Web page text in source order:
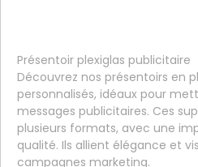
Présentoir plexiglas publicitaire
Découvrez nos présentoirs en
personnalisés, idéaux pour
messages publicitaires. Ces
plusieurs formats, avec une
qualité. Ils allient élégance et
campagnes marketing.